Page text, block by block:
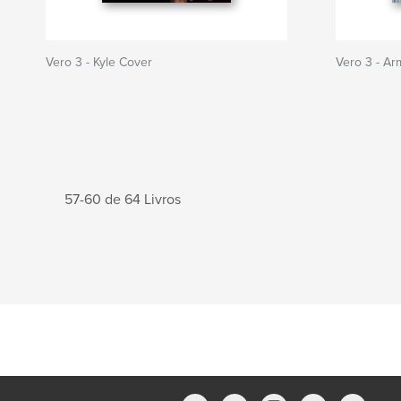
Vero 3 - Kyle Cover Vero 3 -
57-60 de 64 Livros